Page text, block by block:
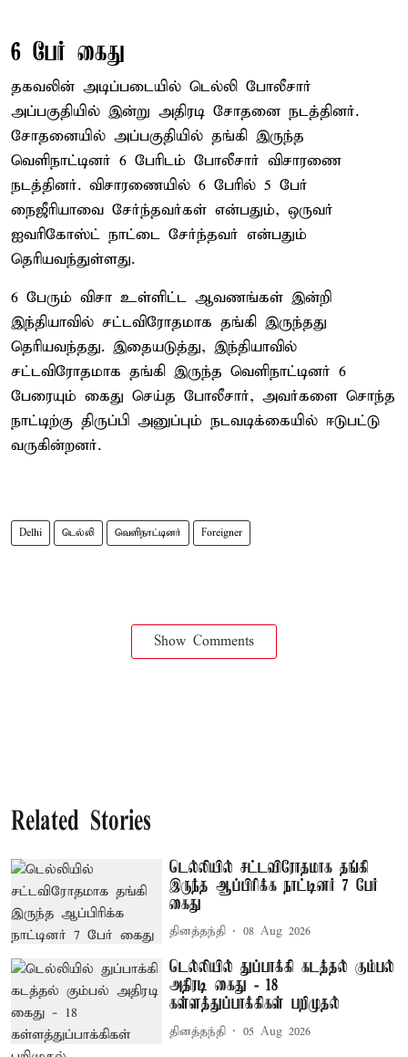
6 பேர் கைது
தகவலின் அடிப்படையில் டெல்லி போலீசார்
அப்பகுதியில் இன்று அதிரடி சோதனை நடத்தினர்.
சோதனையில் அப்பகுதியில் தங்கி இருந்த
வெளிநாட்டினர் 6 பேரிடம் போலீசார் விசாரணை
நடத்தினர். விசாரணையில் 6 பேரில் 5 பேர்
நைஜீரியாவை சேர்ந்தவர்கள் என்பதும், ஒருவர்
ஐவரிகோஸ்ட் நாட்டை சேர்ந்தவர் என்பதும்
தெரியவந்துள்ளது.
6 பேரும் விசா உள்ளிட்ட ஆவணங்கள் இன்றி
இந்தியாவில் சட்டவிரோதமாக தங்கி இருந்தது
தெரியவந்தது. இதையடுத்து, இந்தியாவில்
சட்டவிரோதமாக தங்கி இருந்த வெளிநாட்டினர் 6
பேரையும் கைது செய்த போலீசார், அவர்களை சொந்த
நாட்டிற்கு திருப்பி அனுப்பும் நடவடிக்கையில் ஈடுபட்டு
வருகின்றனர்.
Delhi டெல்லி வெளிநாட்டினர் Foreigner
Show Comments
Related Stories
டெல்லியில் சட்டவிரோதமாக தங்கி
இருந்த ஆப்பிரிக்க நாட்டினர் 7 பேர்
கைது
தினத்தந்தி 08 Aug 2026
டெல்லியில் துப்பாக்கி கடத்தல் கும்பல்
அதிரடி கைது - 18
கள்ளத்துப்பாக்கிகள் பறிமுதல்
தினத்தந்தி 05 Aug 2026